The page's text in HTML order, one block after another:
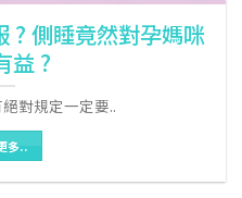
? 側睡竟然對孕媽咪
益 ?
對規定一定要..
多..